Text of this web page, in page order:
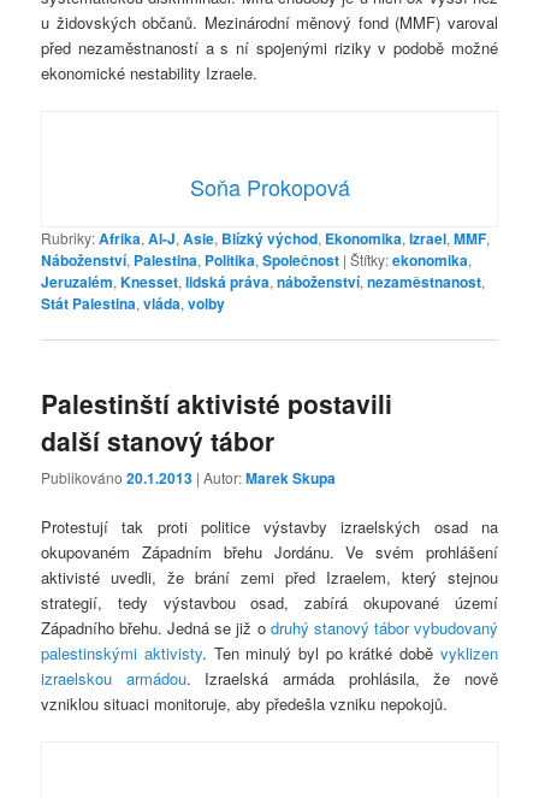
u židovských občanů. Mezinárodní měnový fond (MMF) varoval
před nezaměstnaností a s ní spojenými riziky v podobě možné
ekonomické nestability Izraele.
Soňa Prokopová
Rubriky:Afrika,Al-J,Asie, Blízký východ, Ekonomika,Izrael,MMF,
Náboženství, Palestina, Politika,Společnost |Štítky:ekonomika,
Jeruzalém,Knesset,lidská práva,náboženství,nezaměstnanost,
Stát Palestina,vláda,volby
Palestinští aktivisté postavili
další stanový tábor
Publikováno20.1.2013 | Autor:Marek Skupa
Protestují tak proti politice výstavby izraelských osad na
okupovaném Západním břehu Jordánu. Ve svém prohlášení
aktivisté uvedli, že brání zemi před Izraelem, který stejnou
strategií, tedy výstavbou osad, zabírá okupované území
Západního břehu. Jedná se již o druhý stanový tábor vybudovaný
palestinskými aktivisty. Ten minulý byl po krátké době vyklizen
izraelskou armádou. Izraelská armáda prohlásila, že nově
vzniklou situaci monitoruje, aby předešla vzniku nepokojů.